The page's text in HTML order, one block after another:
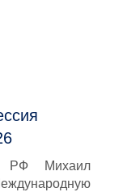
РФ Михаил